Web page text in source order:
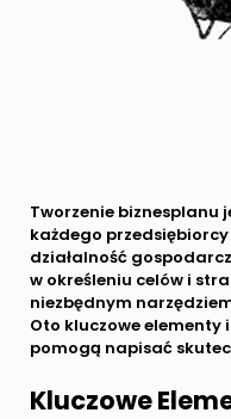
Tworzenie biznesplanu
każdego
działalność
w określeniu celów i
niezbędnym
Oto kluczowe
pomogą napisać
Kluczowe